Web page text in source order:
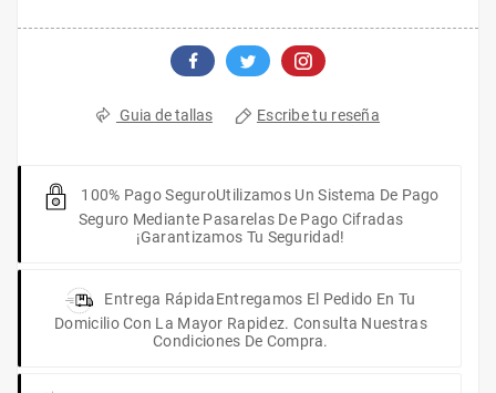
Guia de tallas Escribe tu reseña
100% Pago SeguroUtilizamos Un Sistema De Pago
Seguro Mediante Pasarelas De Pago Cifradas
¡Garantizamos Tu Seguridad!
Entrega RápidaEntregamos El Pedido En Tu
Domicilio Con La Mayor Rapidez. Consulta Nuestras
Condiciones De Compra.